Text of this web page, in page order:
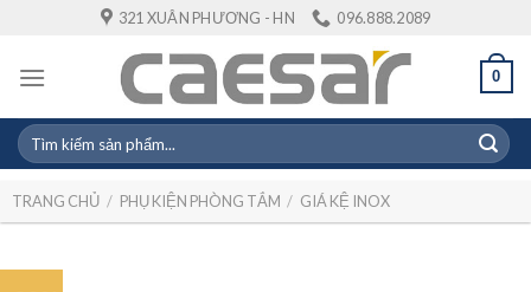
content
321 XUÂN PHƯƠNG - HN 096.888.2089
0
Tìm
kiếm:
TRANG CHỦ / PHỤ KIỆN PHÒNG TẮM / GIÁ KỆ INOX